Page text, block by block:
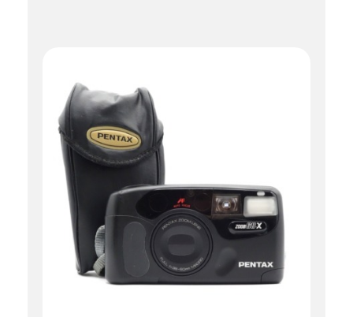
PANIER